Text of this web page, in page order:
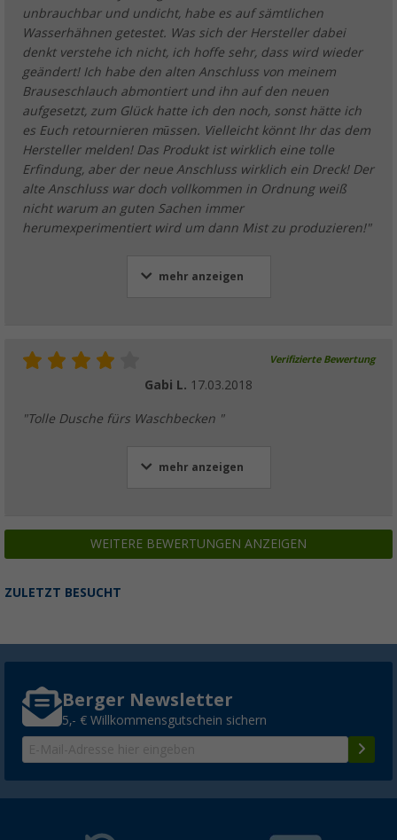
unbrauchbar und undicht, habe es auf sämtlichen
Wasserhähnen getestet. Was sich der Hersteller dabei
denkt verstehe ich nicht, ich hoffe sehr, dass wird wieder
geändert! Ich habe den alten Anschluss von meinem
Brauseschlauch abmontiert und ihn auf den neuen
aufgesetzt, zum Glück hatte ich den noch, sonst hätte ich
es Euch retournieren mūssen. Vielleicht könnt Ihr das dem
Hersteller melden! Das Produkt ist wirklich eine tolle
Erfindung, aber der neue Anschluss wirklich ein Dreck! Der
alte Anschluss war doch vollkommen in Ordnung weiß
nicht warum an guten Sachen immer
herumexperimentiert wird um dann Mist zu produzieren!"
mehr anzeigen
Verifizierte Bewertung
Gabi L. 17.03.2018
"Tolle Dusche fürs Waschbecken "
mehr anzeigen
WEITERE BEWERTUNGEN ANZEIGEN
ZULETZT BESUCHT
Berger Newsletter
5,- € Willkommensgutschein sichern